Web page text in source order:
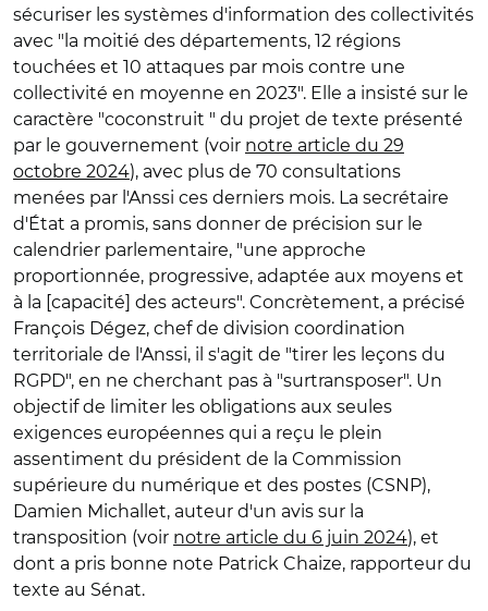
sécuriser les systèmes d'information des collectivités
avec "la moitié des départements, 12 régions
touchées et 10 attaques par mois contre une
collectivité en moyenne en 2023". Elle a insisté sur le
caractère "coconstruit " du projet de texte présenté
par le gouvernement (voir notre article du 29
octobre 2024), avec plus de 70 consultations
menées par l'Anssi ces derniers mois. La secrétaire
d'État a promis, sans donner de précision sur le
calendrier parlementaire, "une approche
proportionnée, progressive, adaptée aux moyens et
à la [capacité] des acteurs". Concrètement, a précisé
François Dégez, chef de division coordination
territoriale de l'Anssi, il s'agit de "tirer les leçons du
RGPD", en ne cherchant pas à "surtransposer". Un
objectif de limiter les obligations aux seules
exigences européennes qui a reçu le plein
assentiment du président de la Commission
supérieure du numérique et des postes (CSNP),
Damien Michallet, auteur d'un avis sur la
transposition (voir notre article du 6 juin 2024), et
dont a pris bonne note Patrick Chaize, rapporteur du
texte au Sénat.